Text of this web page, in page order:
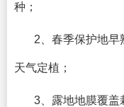
种；
2、春季保护地
天气定植；
3、露地地膜覆盖